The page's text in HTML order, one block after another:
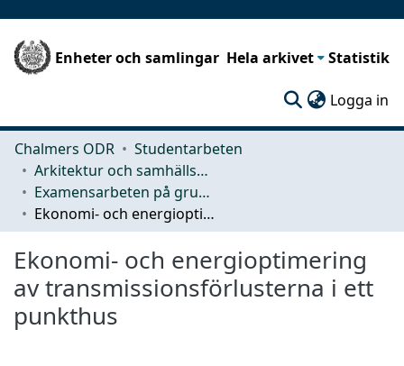
Enheter och samlingar Hela arkivet Statistik
Logga in
Chalmers ODR
Studentarbeten
Arkitektur och samhällsbyggnadsteknik (ACE)
Examensarbeten på grundnivå
Ekonomi- och energioptimering av transmissionsförlusterna i ett punkthus
Ekonomi- och energioptimering
av transmissionsförlusterna i ett
punkthus